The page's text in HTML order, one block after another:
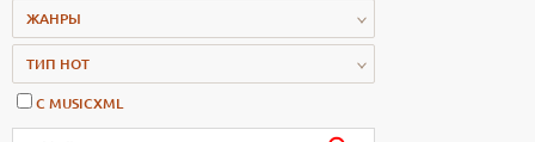
ЖАНРЫ
ТИП НОТ
С MUSICXML